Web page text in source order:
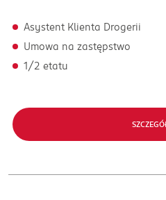
Asystent Klienta Drogerii
Umowa na zastępstwo
1/2 etatu